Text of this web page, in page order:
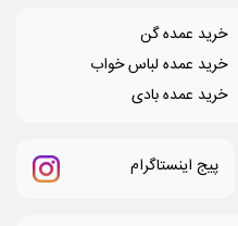
خرید عمده گن
خرید عمده لباس خواب
خرید عمده بادی
پیج اینستاگرام